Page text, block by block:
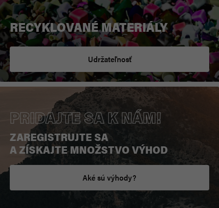
RECYKLOVANÉ MATERIÁLY
Udržateľnosť
PRIDAJTE SA K NÁM!
ZAREGISTRUJTE SA
A ZÍSKAJTE MNOŽSTVO VÝHOD
Aké sú výhody?